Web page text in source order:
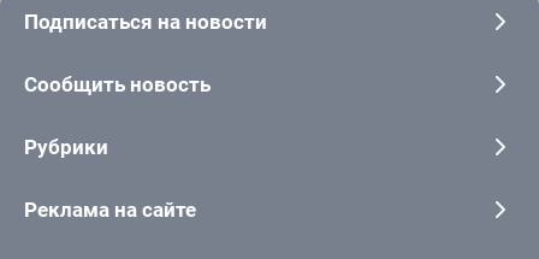
Подписаться на новости
Сообщить новость
Рубрики
Реклама на сайте